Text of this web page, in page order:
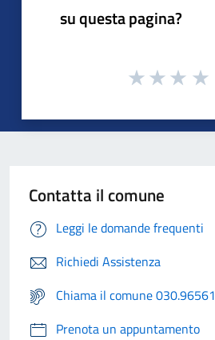
su questa pagina?
Contatta il comune
Leggi le domande frequenti
Richiedi Assistenza
Chiama il comune 030.96561
Prenota un appuntamento